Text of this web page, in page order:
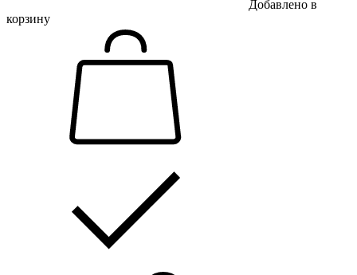
Добавлено в
корзину